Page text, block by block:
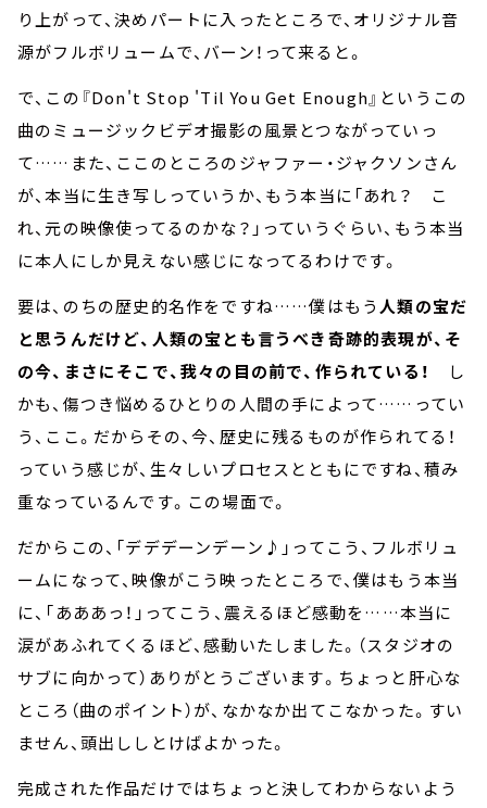
り上がって、決めパートに入ったところで、オリジナル音
源がフルボリュームで、バーン！って来ると。
で、この『Don't Stop 'Til You Get Enough』というこの
曲のミュージックビデオ撮影の風景とつながっていっ
て……また、ここのところのジャファー・ジャクソンさん
が、本当に生き写しっていうか、もう本当に「あれ？ こ
れ、元の映像使ってるのかな？」っていうぐらい、もう本当
に本人にしか見えない感じになってるわけです。
要は、のちの歴史的名作をですね……僕はもう人類の宝だ
と思うんだけど、人類の宝とも言うべき奇跡的表現が、そ
の今、まさにそこで、我々の目の前で、作られている！
し
かも、傷つき悩めるひとりの人間の手によって……ってい
う、ここ。だからその、今、歴史に残るものが作られてる！
っていう感じが、生々しいプロセスとともにですね、積み
重なっているんです。この場面で。
だからこの、「デデデーンデーン♪」ってこう、フルボリュ
ームになって、映像がこう映ったところで、僕はもう本当
に、「あああっ！」ってこう、震えるほど感動を……本当に
涙があふれてくるほど、感動いたしました。（スタジオの
サブに向かって）ありがとうございます。ちょっと肝心な
ところ（曲のポイント）が、なかなか出てこなかった。すい
ません、頭出ししとけばよかった。
完成された作品だけではちょっと決してわからないよう